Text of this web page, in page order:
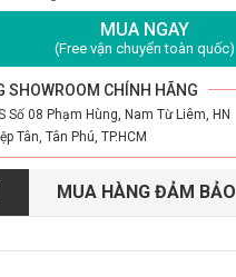
MUA NGAY
(Free vận chuyển toàn quốc)
SHOWROOM CHÍNH HÃNG
Số 08 Phạm Hùng, Nam Từ Liêm, HN
Tân, Tân Phú, TP.HCM
MUA HÀNG ĐẢM BẢO